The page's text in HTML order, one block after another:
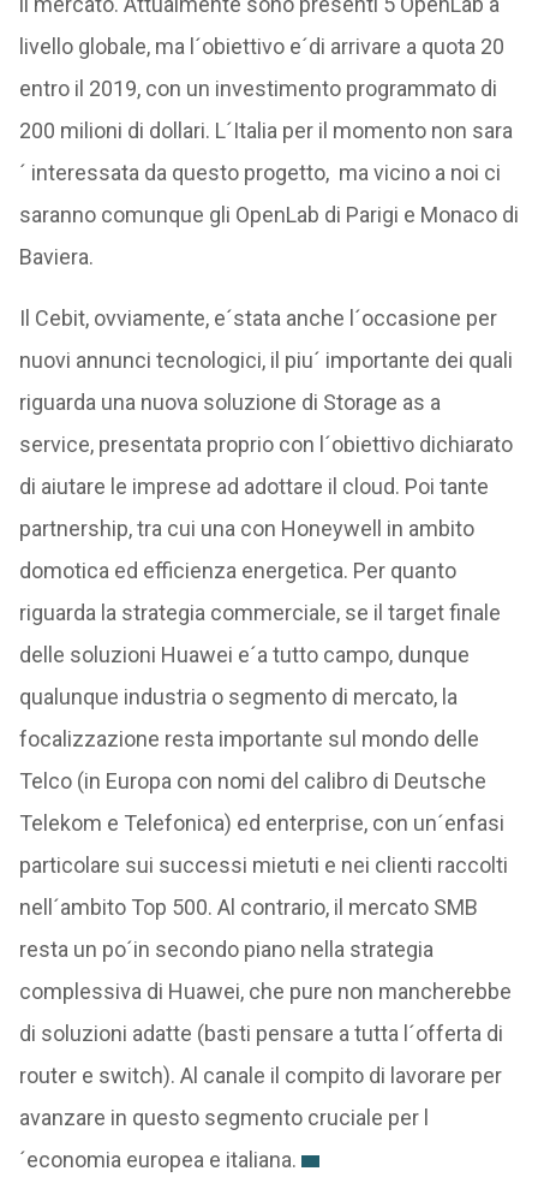
livello globale, ma l´obiettivo e´di arrivare a quota 20
entro il 2019, con un investimento programmato di
200 milioni di dollari. L´Italia per il momento non sara
´ interessata da questo progetto, ma vicino a noi ci
saranno comunque gli OpenLab di Parigi e Monaco di
Baviera.
Il Cebit, ovviamente, e´stata anche l´occasione per
nuovi annunci tecnologici, il piu´ importante dei quali
riguarda una nuova soluzione di Storage as a
service, presentata proprio con l´obiettivo dichiarato
di aiutare le imprese ad adottare il cloud. Poi tante
partnership, tra cui una con Honeywell in ambito
domotica ed efficienza energetica. Per quanto
riguarda la strategia commerciale, se il target finale
delle soluzioni Huawei e´a tutto campo, dunque
qualunque industria o segmento di mercato, la
focalizzazione resta importante sul mondo delle
Telco (in Europa con nomi del calibro di Deutsche
Telekom e Telefonica) ed enterprise, con un´enfasi
particolare sui successi mietuti e nei clienti raccolti
nell´ambito Top 500. Al contrario, il mercato SMB
resta un po´in secondo piano nella strategia
complessiva di Huawei, che pure non mancherebbe
di soluzioni adatte (basti pensare a tutta l´offerta di
router e switch). Al canale il compito di lavorare per
avanzare in questo segmento cruciale per l
´economia europea e italiana.